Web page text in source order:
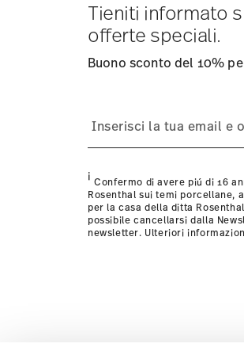
consegna per altri paesiqui.
Fornitore del servizio di
Tracciabilità Riceverete un
Resi:Per i resi, si prega di
Tieniti informato
offerte speciali.
Buono sconto del 10%
i Confermo di avere piú di 16
Rosenthal sui temi porcellane,
per la casa della ditta
possibile cancellarsi dalla
newsletter. Ulteriori